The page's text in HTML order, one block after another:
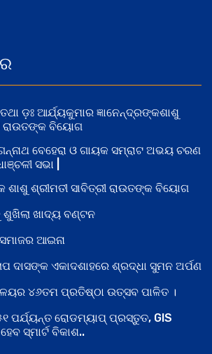
ଡ଼ଃ ଆର୍ଯ୍ୟକୁମାର ଜ୍ଞାନେନ୍ଦ୍ରଙ୍କଶାଶୁ
ରାଉତଙ୍କ ବିୟୋଗ
ବେହେରା ଓ ଗାୟକ ସମ୍ରାଟ ଅଭୟ ଚରଣ
ସଭା |
ଶାଶୁ ଶ୍ରୀମତୀ ସାବିତ୍ରୀ ରାଉତଙ୍କ ବିୟୋଗ
ଖାଦ୍ୟ ବଣ୍ଟନ
ଆଇନା
ଦାସଙ୍କ ଏକାଦଶାହରେ ଶ୍ରଦ୍ଧା ସୁମନ ଅର୍ପଣ
୪୬ତମ ପ୍ରତିଷ୍ଠା ଉତ୍ସବ ପାଳିତ ।
ପର୍ଯ୍ୟନ୍ତ ରୋଡମ୍ୟାପ୍ ପ୍ରସ୍ତୁତ, GIS
ସ୍ମାର୍ଟ ବିକାଶ..